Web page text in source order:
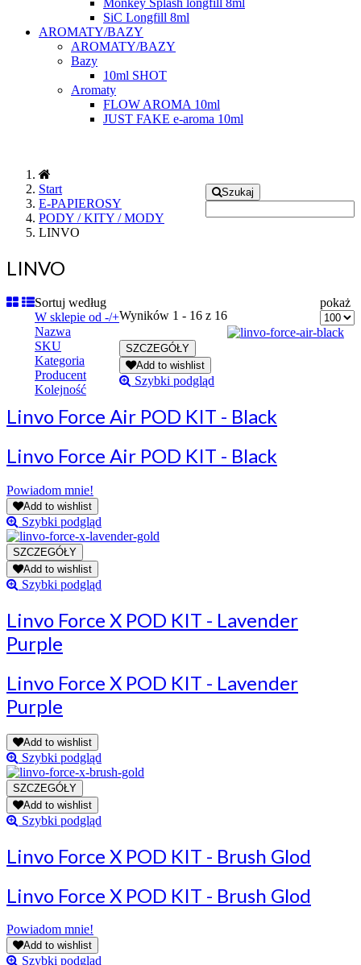
Monkey Splash longfill 8ml
SiC Longfill 8ml
AROMATY/BAZY
AROMATY/BAZY
Bazy
10ml SHOT
Aromaty
FLOW AROMA 10ml
JUST FAKE e-aroma 10ml
Szukaj
Start
E-PAPIEROSY
PODY / KITY / MODY
LINVO
LINVO
Sortuj według
W sklepie od -/+
Nazwa
SKU
Kategoria
Producent
Kolejność
pokaż
Wyników 1 - 16 z 16
Add to wishlist
Szybki podgląd
Linvo Force Air POD KIT - Black
Linvo Force Air POD KIT - Black
Powiadom mnie!
Add to wishlist
Szybki podgląd
Add to wishlist
Szybki podgląd
Linvo Force X POD KIT - Lavender
Purple
Linvo Force X POD KIT - Lavender
Purple
Add to wishlist
Szybki podgląd
Add to wishlist
Szybki podgląd
Linvo Force X POD KIT - Brush Glod
Linvo Force X POD KIT - Brush Glod
Powiadom mnie!
Add to wishlist
Szybki podgląd